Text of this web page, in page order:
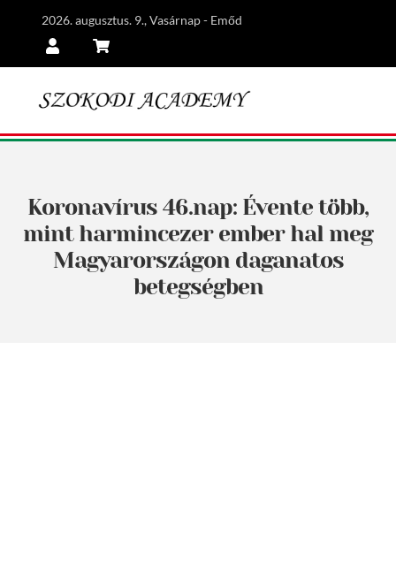
2026. augusztus. 9., Vasárnap - Emőd
Koronavírus 46.nap: Évente több,
mint harmincezer ember hal meg
Magyarországon daganatos
betegségben